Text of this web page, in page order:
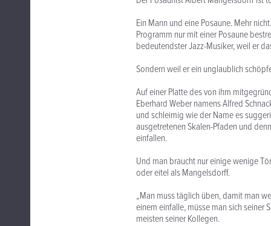
Ein Mann und eine Posaune. Mehr
Programm nur mit einer Posaune
bedeutendster Jazz-Musiker, weil er
Sondern weil er ein unglaublich
Auf einer Platte des von ihm
Eberhard Weber namens Alfred
und schleimig wie der Name es
ausgetretenen Skalen-Pfaden und
einfallen.
Und man braucht nur einige wenige
oder eitel als Mangelsdorff.
„Man muss täglich üben, damit man
einem einfalle, müsse man sich seiner
meisten seiner Kollegen.